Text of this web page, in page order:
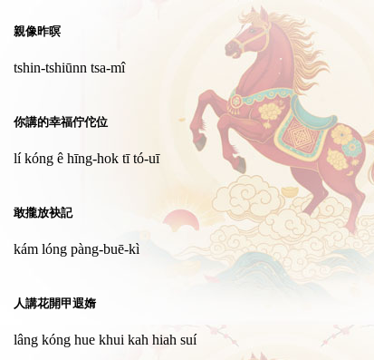
親像昨暝
tshin-tshiūnn tsa-mî
你講的幸福佇佗位
lí kóng ê hīng-hok tī tó-uī
敢攏放袂記
kám lóng pàng-buē-kì
人講花開甲遐媠
lâng kóng hue khui kah hiah suí